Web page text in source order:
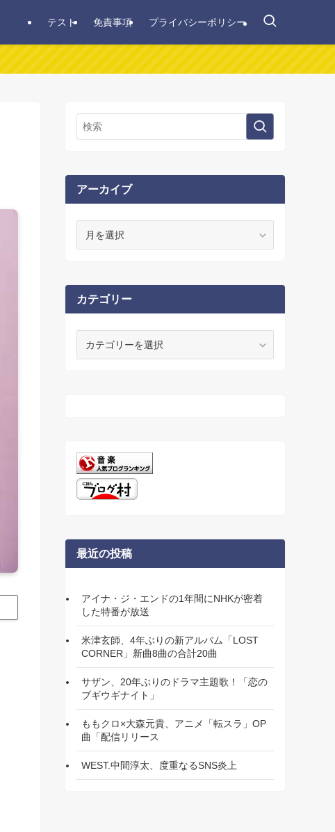
テスト 免責事項 プライバシーポリシー
アーカイブ
ブ
カテゴリー
最近の投稿
アイナ・ジ・エンドの1年間にNHKが密着
した特番が放送
米津玄師、4年ぶりの新アルバム「LOST
CORNER」新曲8曲の合計20曲
サザン、20年ぶりのドラマ主題歌！「恋の
ブギウギナイト」
ももクロ×大森元貴、アニメ「転スラ」OP
曲「配信リリース
WEST.中間淳太、度重なるSNS炎上